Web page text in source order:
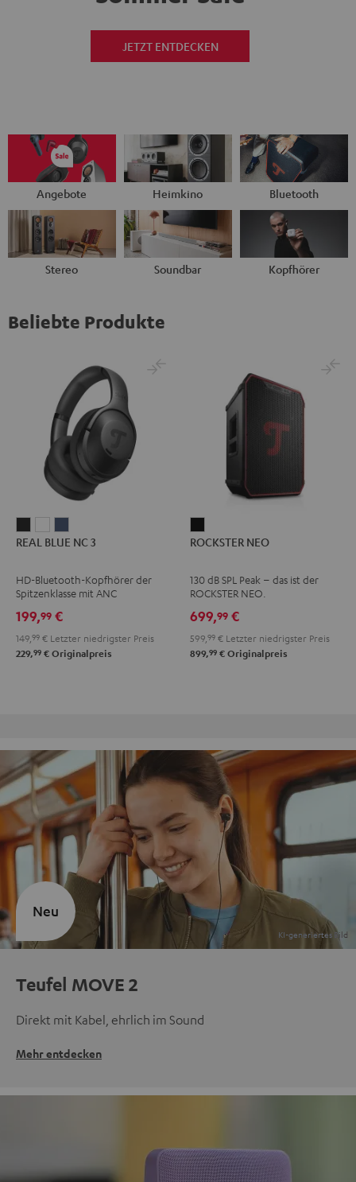
JETZT ENTDECKEN
Angebote Heimkino Bluetooth
Stereo Soundbar Kopfhörer
Beliebte Produkte
BLUE
3
Night
Black
BLUE
3
Pearl
White
BLUE
3
Steel
REAL BLUE NC 3
HD-Bluetooth-Kopfhörer der
Spitzenklasse mit ANC
199,99 €
149, 99 € Letzter niedrigster Preis
229,99 € Originalpreis
NEO
ROCKSTER NEO
130 dB SPL Peak – das ist der
ROCKSTER NEO.
699,99 €
599, 99 € Letzter niedrigster Preis
899,99 € Originalpreis
Teufel MOVE 2
Direkt mit Kabel, ehrlich im Sound
Mehr entdecken
Neu